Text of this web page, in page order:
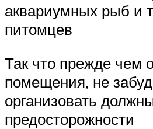
аквариумных рыб и
питомцев
Так что прежде чем
помещения, не
организовать
предосторожности